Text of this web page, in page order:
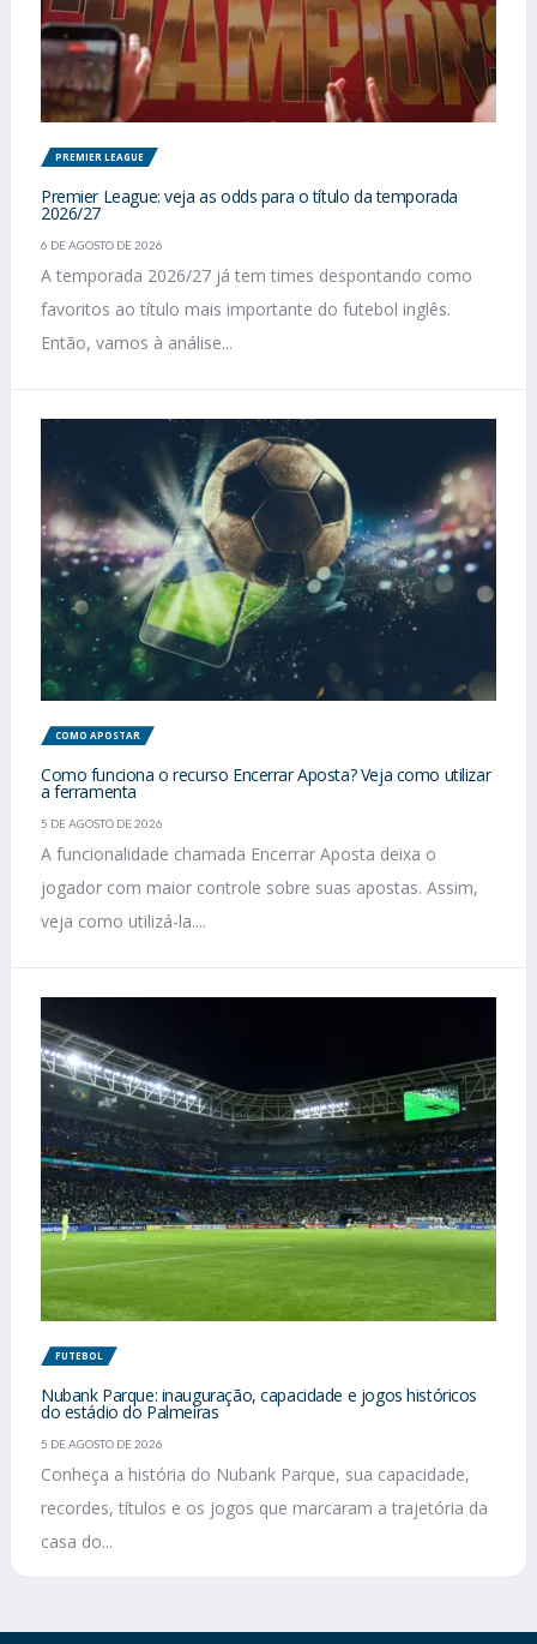
PREMIER LEAGUE
Premier League: veja as odds para o título da temporada
2026/27
6 DE AGOSTO DE 2026
A temporada 2026/27 já tem times despontando como
favoritos ao título mais importante do futebol inglês.
Então, vamos à análise...
COMO APOSTAR
Como funciona o recurso Encerrar Aposta? Veja como utilizar
a ferramenta
5 DE AGOSTO DE 2026
A funcionalidade chamada Encerrar Aposta deixa o
jogador com maior controle sobre suas apostas. Assim,
veja como utilizá-la....
FUTEBOL
Nubank Parque: inauguração, capacidade e jogos históricos
do estádio do Palmeiras
5 DE AGOSTO DE 2026
Conheça a história do Nubank Parque, sua capacidade,
recordes, títulos e os jogos que marcaram a trajetória da
casa do...